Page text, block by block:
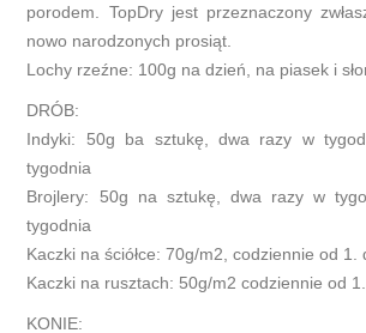
porodem. TopDry jest przeznaczony
nowo narodzonych prosiąt.
Lochy rzeźne: 100g na dzień, na piasek i
DRÓB:
Indyki: 50g ba sztukę, dwa razy w
tygodnia
Brojlery: 50g na sztukę, dwa razy w
tygodnia
Kaczki na ściółce: 70g/m2, codziennie od 1.
Kaczki na rusztach: 50g/m2 codziennie od
KONIE: